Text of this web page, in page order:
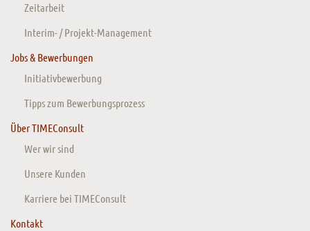
Zeitarbeit
Interim- / Projekt-Management
Jobs & Bewerbungen
Initiativbewerbung
Tipps zum Bewerbungsprozess
Über TIMEConsult
Wer wir sind
Unsere Kunden
Karriere bei TIMEConsult
Kontakt